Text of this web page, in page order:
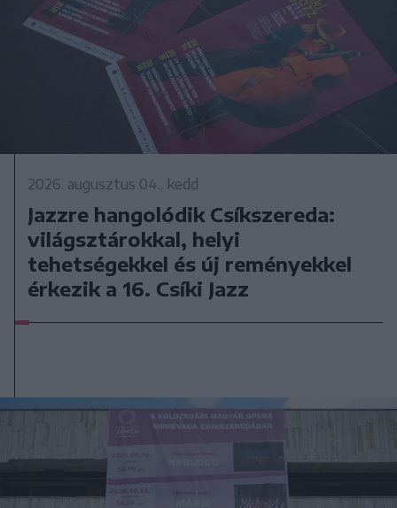
2026. augusztus 04., kedd
Jazzre hangolódik Csíkszereda:
világsztárokkal, helyi
tehetségekkel és új reményekkel
érkezik a 16. Csíki Jazz